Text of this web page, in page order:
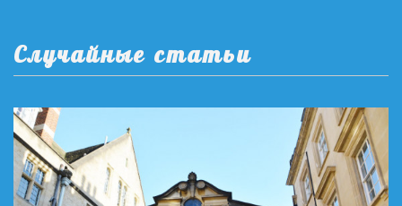
Случайные статьи